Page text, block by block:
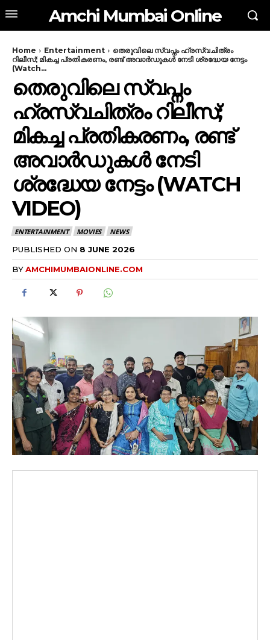
Amchi Mumbai Online
Home Entertainment
തെരുവിലെ സ്വപ്നം ഹ്രസ്വചിത്രം
റിലീസ്; മികച്ച പ്രതികരണം, രണ്ട് അവാർഡുകൾ നേടി ശ്രദ്ധേയ നേട്ടം
(Watch...
തെരുവിലെ സ്വപ്നം
ഹ്രസ്വചിത്രം റിലീസ്;
മികച്ച പ്രതികരണം, രണ്ട്
അവാർഡുകൾ നേടി
ശ്രദ്ധേയ നേട്ടം (WATCH
VIDEO)
ENTERTAINMENT MOVIES NEWS
PUBLISHED ON 8 JUNE 2026
BYAMCHIMUMBAIONLINE.COM